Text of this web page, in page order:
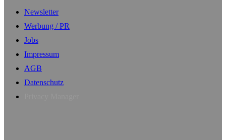
Newsletter
Werbung / PR
Jobs
Impressum
AGB
Datenschutz